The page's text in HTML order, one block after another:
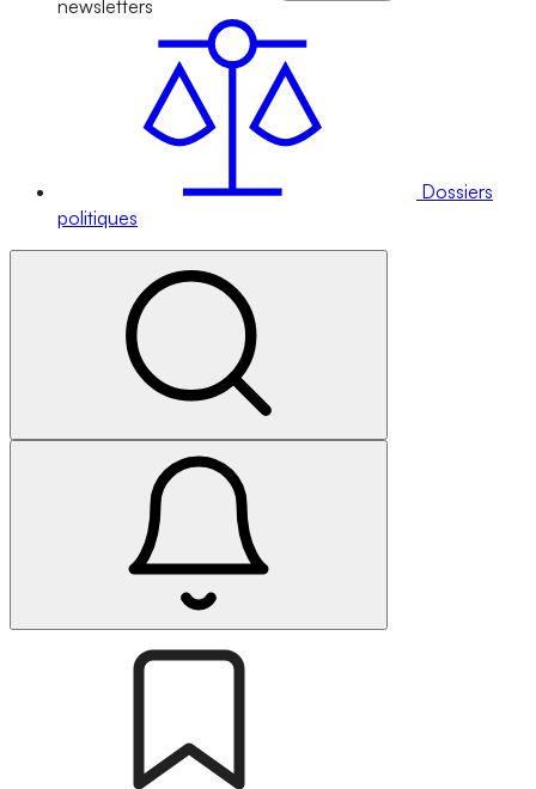
newsletters
Dossiers
politiques